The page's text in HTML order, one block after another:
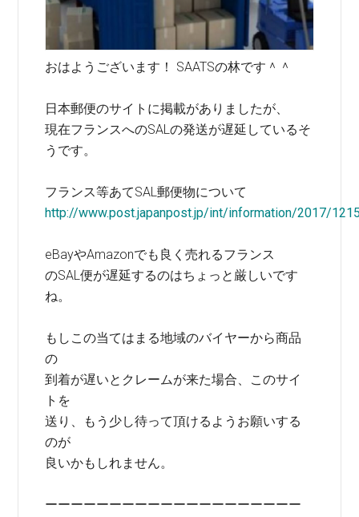
おはようございます！ SAATSの林です＾＾
日本郵便のサイトに掲載がありましたが、
現在フランスへのSALの発送が遅延しているそ
うです。
フランス等あてSAL郵便物について
http://www.post.japanpost.jp/int/information/2017/
eBayやAmazonでも良く売れるフランス
のSAL便が遅延するのはちょっと厳しいです
ね。
もしこの当てはまる地域のバイヤーから商品
の
到着が遅いとクレームが来た場合、このサイ
トを
送り、もう少し待って頂けるようお願いする
のが
良いかもしれません。
ーーーーーーーーーーーーーーーーーーーー